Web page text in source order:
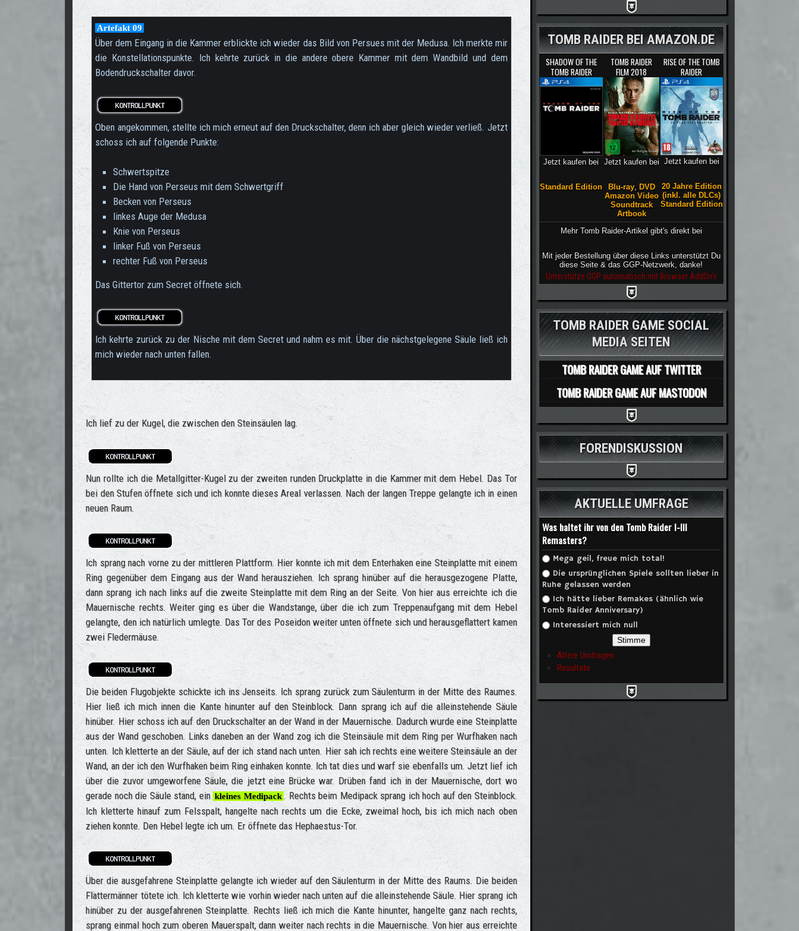
Artefakt 09
Über dem Eingang in die Kammer erblickte ich wieder das Bild von Persues mit der Medusa. Ich merkte mir
die Konstellationspunkte. Ich kehrte zurück in die andere obere Kammer mit dem Wandbild und dem
Bodendruckschalter davor.
Oben angekommen, stellte ich mich erneut auf den Druckschalter, denn ich aber gleich wieder verließ. Jetzt
schoss ich auf folgende Punkte:
Schwertspitze
Die Hand von Perseus mit dem Schwertgriff
Becken von Perseus
linkes Auge der Medusa
Knie von Perseus
linker Fuß von Perseus
rechter Fuß von Perseus
Das Gittertor zum Secret öffnete sich.
Ich kehrte zurück zu der Nische mit dem Secret und nahm es mit. Über die nächstgelegene Säule ließ ich
mich wieder nach unten fallen.
Ich lief zu der Kugel, die zwischen den Steinsäulen lag.
Nun rollte ich die Metallgitter-Kugel zu der zweiten runden Druckplatte in die Kammer mit dem Hebel. Das Tor
bei den Stufen öffnete sich und ich konnte dieses Areal verlassen. Nach der langen Treppe gelangte ich in einen
neuen Raum.
Ich sprang nach vorne zu der mittleren Plattform. Hier konnte ich mit dem Enterhaken eine Steinplatte mit einem
Ring gegenüber dem Eingang aus der Wand herausziehen. Ich sprang hinüber auf die herausgezogene Platte,
dann sprang ich nach links auf die zweite Steinplatte mit dem Ring an der Seite. Von hier aus erreichte ich die
Mauernische rechts. Weiter ging es über die Wandstange, über die ich zum Treppenaufgang mit dem Hebel
gelangte, den ich natürlich umlegte. Das Tor des Poseidon weiter unten öffnete sich und herausgeflattert kamen
zwei Fledermäuse.
Die beiden Flugobjekte schickte ich ins Jenseits. Ich sprang zurück zum Säulenturm in der Mitte des Raumes.
Hier ließ ich mich innen die Kante hinunter auf den Steinblock. Dann sprang ich auf die alleinstehende Säule
hinüber. Hier schoss ich auf den Druckschalter an der Wand in der Mauernische. Dadurch wurde eine Steinplatte
aus der Wand geschoben. Links daneben an der Wand zog ich die Steinsäule mit dem Ring per Wurfhaken nach
unten. Ich kletterte an der Säule, auf der ich stand nach unten. Hier sah ich rechts eine weitere Steinsäule an der
Wand, an der ich den Wurfhaken beim Ring einhaken konnte. Ich tat dies und warf sie ebenfalls um. Jetzt lief ich
über die zuvor umgeworfene Säule, die jetzt eine Brücke war. Drüben fand ich in der Mauernische, dort wo
gerade noch die Säule stand, einkleines Medipack . Rechts beim Medipack sprang ich hoch auf den Steinblock.
Ich kletterte hinauf zum Felsspalt, hangelte nach rechts um die Ecke, zweimal hoch, bis ich mich nach oben
ziehen konnte. Den Hebel legte ich um. Er öffnete das Hephaestus-Tor.
Über die ausgefahrene Steinplatte gelangte ich wieder auf den Säulenturm in der Mitte des Raums. Die beiden
Flattermänner tötete ich. Ich kletterte wie vorhin wieder nach unten auf die alleinstehende Säule. Hier sprang ich
hinüber zu der ausgefahrenen Steinplatte. Rechts ließ ich mich die Kante hinunter, hangelte ganz nach rechts,
sprang einmal hoch zum oberen Mauerspalt, dann weiter nach rechts in die Mauernische. Von hier aus erreichte
TOMB RAIDER BEI AMAZON.DE
SHADOW OF THE
TOMB RAIDER
Jetzt kaufen bei
Standard Edition
TOMB RAIDER
FILM 2018
Jetzt kaufen bei
Blu-ray, DVD
Amazon Video
Soundtrack
Artbook
RISE OF THE TOMB
RAIDER
Jetzt kaufen bei
20 Jahre Edition
(inkl. alle DLCs)
Standard Edition
Mehr Tomb Raider-Artikel gibt's direkt bei
Mit jeder Bestellung über diese Links unterstützt Du
diese Seite & das GGP-Netzwerk, danke!
Unterstütze GGP automatisch mit Browser AddOn's
TOMB RAIDER GAME SOCIAL
MEDIA SEITEN
TOMB RAIDER GAME AUF TWITTER
TOMB RAIDER GAME AUF MASTODON
FORENDISKUSSION
AKTUELLE UMFRAGE
Was haltet ihr von den Tomb Raider I-III
Remasters?
Auswahlmöglichkeiten
Mega geil, freue mich total!
Die ursprünglichen Spiele sollten lieber in
Ruhe gelassen werden
Ich hätte lieber Remakes (ähnlich wie
Tomb Raider Anniversary)
Interessiert mich null
Ältere Umfragen
Resultate